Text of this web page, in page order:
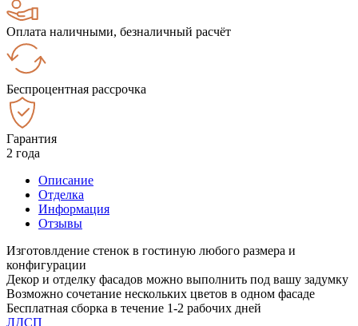
Оплата наличными, безналичный расчёт
Беспроцентная рассрочка
Гарантия
2 года
Описание
Отделка
Информация
Отзывы
Изготовлдение стенок в гостиную любого размера и
конфигурации
Декор и отделку фасадов можно выполнить под вашу задумку
Возможно сочетание нескольких цветов в одном фасаде
Бесплатная сборка в течение 1-2 рабочих дней
ЛДСП